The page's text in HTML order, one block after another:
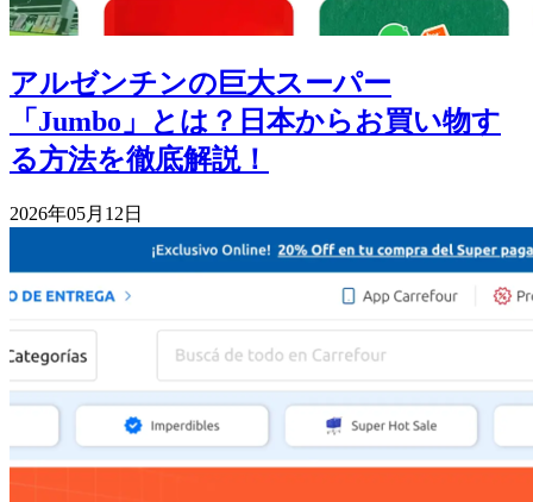
アルゼンチンの巨大スーパー
「Jumbo」とは？日本からお買い物す
る方法を徹底解説！
2026年05月12日